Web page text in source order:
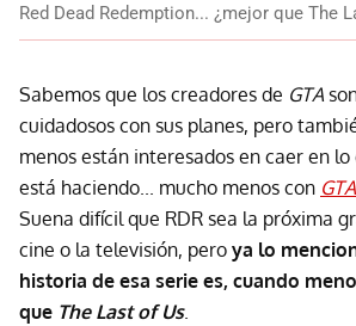
Red Dead Redemption... ¿mejor que The
Sabemos que los creadores de GTA
cuidadosos con sus planes, pero
menos están interesados en caer en
está haciendo... mucho menos con
Suena difícil que RDR sea la próxima
cine o la televisión, pero ya lo
historia de esa serie es, cuando
que The Last of Us.